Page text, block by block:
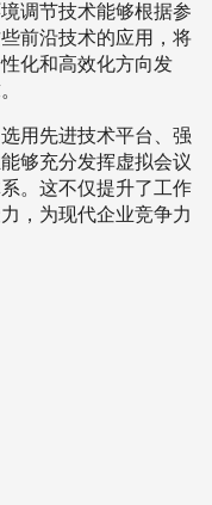
调节技术能够根据参
前沿技术的应用，将
化和高效化方向发
用先进技术平台、强
够充分发挥虚拟会议
。这不仅提升了工作
，为现代企业竞争力